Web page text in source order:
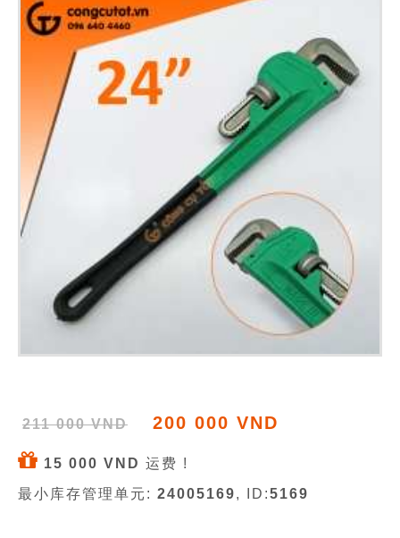
211 000 VND 200 000 VND
15 000 VND 运费 !
最小库存管理单元: 24005169, ID:5169